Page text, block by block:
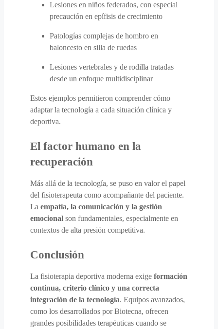
Lesiones en niños federados, con especial
precaución en epífisis de crecimiento
Patologías complejas de hombro en
baloncesto en silla de ruedas
Lesiones vertebrales y de rodilla tratadas
desde un enfoque multidisciplinar
Estos ejemplos permitieron comprender cómo
adaptar la tecnología a cada situación clínica y
deportiva.
El factor humano en la
recuperación
Más allá de la tecnología, se puso en valor el papel
del fisioterapeuta como acompañante del paciente.
La empatía, la comunicación y la gestión
emocional son fundamentales, especialmente en
contextos de alta presión competitiva.
Conclusión
La fisioterapia deportiva moderna exige formación
continua, criterio clínico y una correcta
integración de la tecnología. Equipos avanzados,
como los desarrollados por Biotecna, ofrecen
grandes posibilidades terapéuticas cuando se